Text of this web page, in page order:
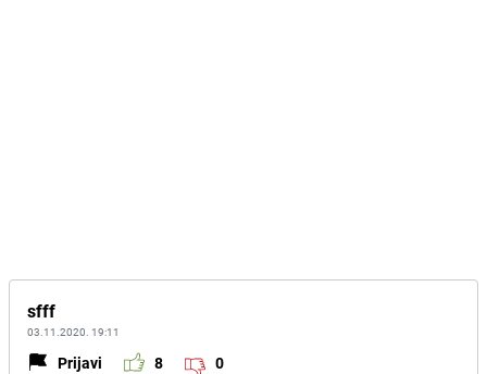
sfff
03.11.2020. 19:11
Prijavi 8 0